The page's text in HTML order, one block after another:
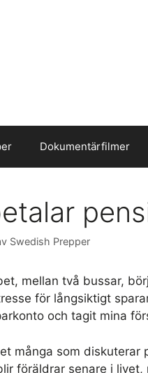
Dokumentärfilmer
Swedish Prepper
mellan två bussar,
för långsiktigt
och tagit mina
många som
föräldrar senare i